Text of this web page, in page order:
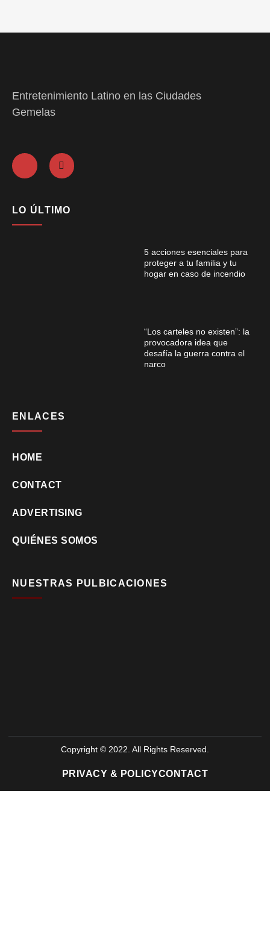
Entretenimiento Latino en las Ciudades
Gemelas
LO ÚLTIMO
5 acciones esenciales para
proteger a tu familia y tu
hogar en caso de incendio
“Los carteles no existen”: la
provocadora idea que
desafía la guerra contra el
narco
ENLACES
HOME
CONTACT
ADVERTISING
QUIÉNES SOMOS
NUESTRAS PULBICACIONES
Copyright © 2022. All Rights Reserved.
PRIVACY & POLICYCONTACT